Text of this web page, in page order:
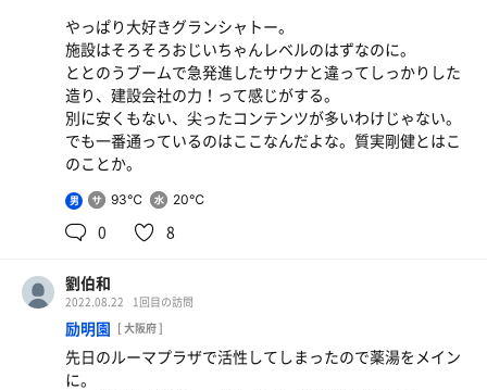
ルビー福岡の通り抜けタイプ（学校のプールの強塩素腰洗
い槽、もう2001年に意味無かったって撤廃されてるんです
ね…）が一番良いと思うけどあんまり無いなあれ。
軽い、短期浴だとちょっと残念、と思うんだけど
ここは飯がな、どこよりも強いからいいんだ。
新規事業者の朝食会ってのに先日久々に参加してみたもの
の、体裁盛り盛りでつまらなかった。
ここで朝から強めのサウナ入った後に中トロ乗っけすぎの
皆体裁なんか剝がれちゃって絶対面白いのに。
昼の満喫の仕方もあるから行ってみたいけどあの海鮮丼無
しにはなぁ…。
本マグロの中トロ・鉄火丼
やっぱり大好きグランシャトー。
施設はそろそろおじいちゃんレベルのはずなのに。
ととのうブームで急発進したサウナと違ってしっかりした
造り、建設会社の力！って感じがする。
別に安くもない、尖ったコンテンツが多いわけじゃない。
でも一番通っているのはここなんだよな。質実剛健とはこ
のことか。
男 93℃ 20℃
0 8
劉伯和
2022.08.22 1回目の訪問
励明園 [ 大阪府 ]
先日のルーマプラザで活性してしまったので薬湯をメイン
に。